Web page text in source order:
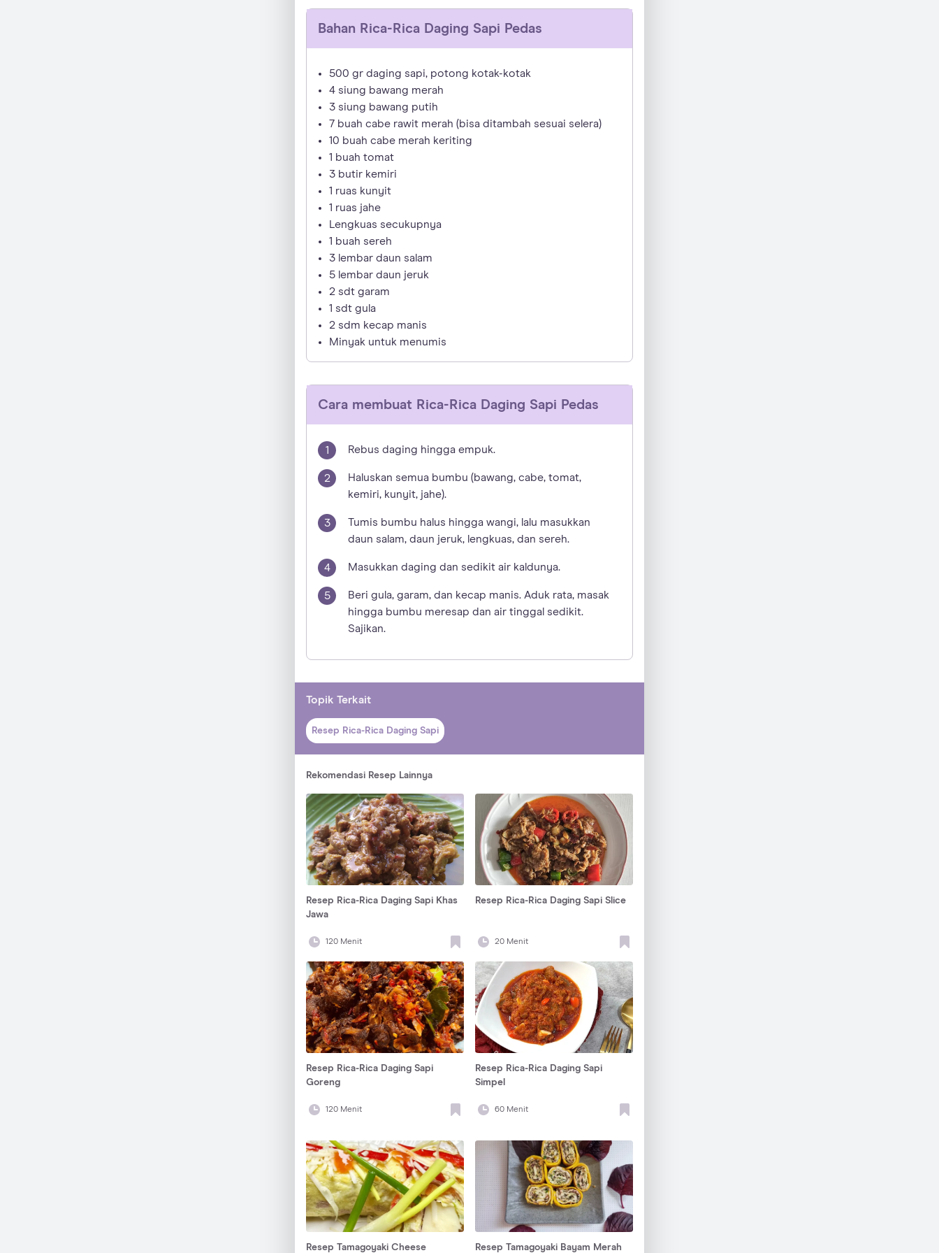
Bahan Rica-Rica Daging Sapi Pedas
500 gr daging sapi, potong kotak-kotak
4 siung bawang merah
3 siung bawang putih
7 buah cabe rawit merah (bisa ditambah sesuai selera)
10 buah cabe merah keriting
1 buah tomat
3 butir kemiri
1 ruas kunyit
1 ruas jahe
Lengkuas secukupnya
1 buah sereh
3 lembar daun salam
5 lembar daun jeruk
2 sdt garam
1 sdt gula
2 sdm kecap manis
Minyak untuk menumis
Cara membuat Rica-Rica Daging Sapi Pedas
Rebus daging hingga empuk.
Haluskan semua bumbu (bawang, cabe, tomat,
kemiri, kunyit, jahe).
Tumis bumbu halus hingga wangi, lalu masukkan
daun salam, daun jeruk, lengkuas, dan sereh.
Masukkan daging dan sedikit air kaldunya.
Beri gula, garam, dan kecap manis. Aduk rata, masak
hingga bumbu meresap dan air tinggal sedikit.
Sajikan.
Topik Terkait
Resep Rica-Rica Daging Sapi
Rekomendasi Resep Lainnya
Resep Rica-Rica Daging Sapi Khas
Jawa
120 Menit
Resep Rica-Rica Daging Sapi Slice
20 Menit
Resep Rica-Rica Daging Sapi
Goreng
120 Menit
Resep Rica-Rica Daging Sapi
Simpel
60 Menit
Resep Tamagoyaki Cheese Resep Tamagoyaki Bayam Merah